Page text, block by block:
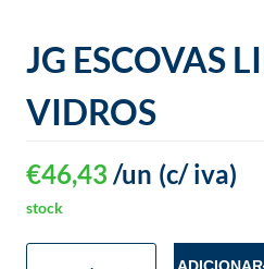
JG ESCOVAS
VIDROS
€46,43 (c/ iva)
/un
stock